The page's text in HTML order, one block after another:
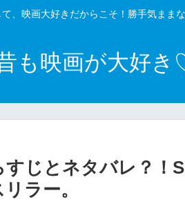
て、映画大好きだからこそ！勝手気ま
も映画が大好
すじとネタバレ？！
ラー。